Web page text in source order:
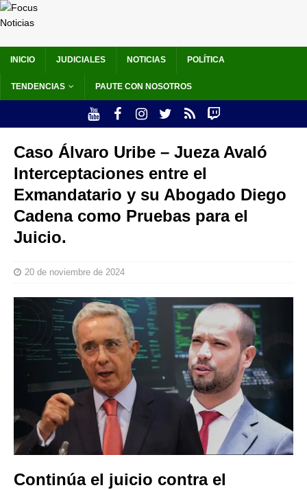
INICIO JUDICIALES NOTICIAS POLÍTICA
TENDENCIAS PAUTE CON NOSOTROS
Caso Álvaro Uribe – Jueza Avaló
Interceptaciones entre el
Exmandatario y su Abogado Diego
Cadena como Pruebas para el
Juicio.
20 de noviembre de 2024
Continúa el juicio contra el